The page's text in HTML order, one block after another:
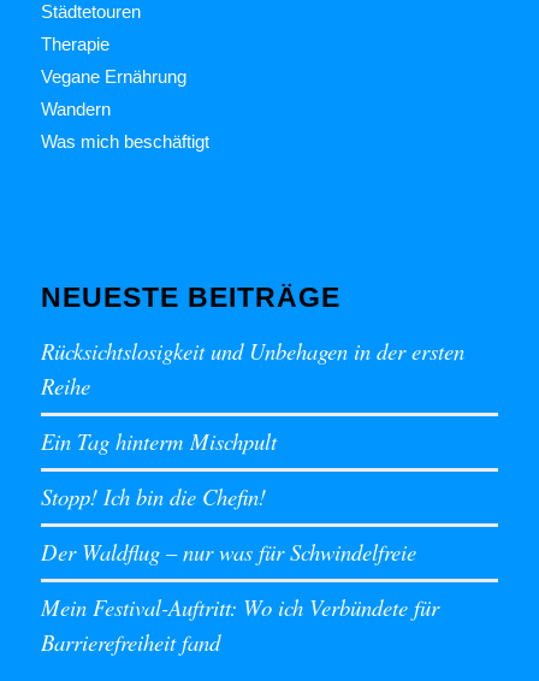
Städtetouren
Therapie
Vegane Ernährung
Wandern
Was mich beschäftigt
NEUESTE BEITRÄGE
Rücksichtslosigkeit und Unbehagen in der ersten
Reihe
Ein Tag hinterm Mischpult
Stopp! Ich bin die Chefin!
Der Waldflug – nur was für Schwindelfreie
Mein Festival-Auftritt: Wo ich Verbündete für
Barrierefreiheit fand